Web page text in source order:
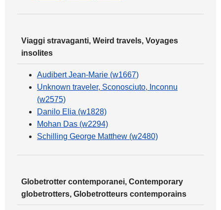
Viaggi stravaganti, Weird travels, Voyages
insolites
Audibert Jean-Marie (w1667)
Unknown traveler, Sconosciuto, Inconnu
(w2575)
Danilo Elia (w1828)
Mohan Das (w2294)
Schilling George Matthew (w2480)
Globetrotter contemporanei, Contemporary
globetrotters, Globetrotteurs contemporains